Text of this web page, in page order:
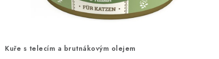
Kuře s telecím a brutnákovým olejem